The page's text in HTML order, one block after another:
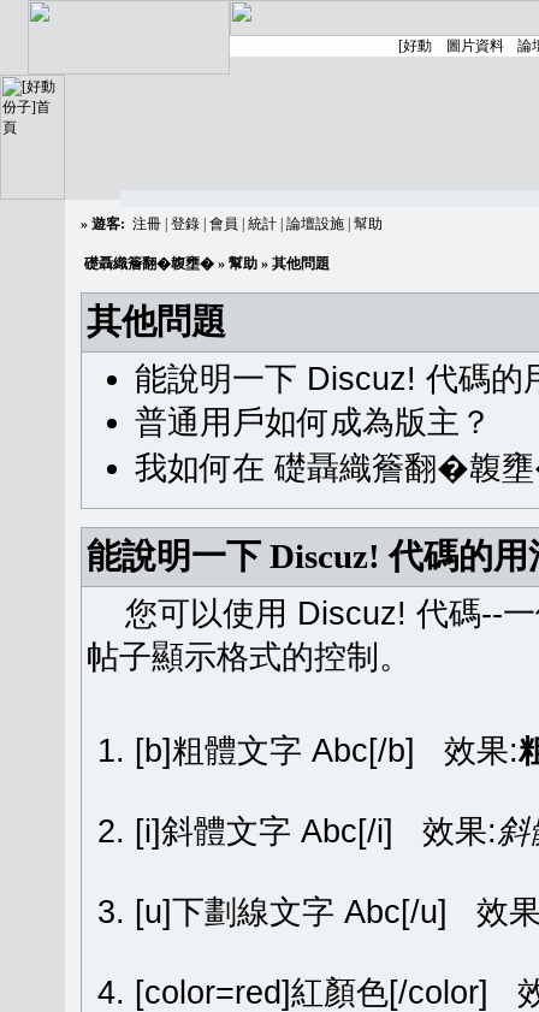
» 遊客: 注冊 登錄 會員 統計 論壇設施 幫助
礎聶織簷翻�䪖壅� » 幫助 » 其他問題
其他問題
能說明一下 Discuz! 代碼的
普通用戶如何成為版主？
我如何在 礎聶織簷翻�䪖
能說明一下 Discuz! 代碼的用
您可以使用 Discuz! 代碼--一
帖子顯示格式的控制。
[b]粗體文字 Abc[/b] 效果:
[i]斜體文字 Abc[/i] 效果:斜
[u]下劃線文字 Abc[/u] 效
[color=red]紅顏色[/color]